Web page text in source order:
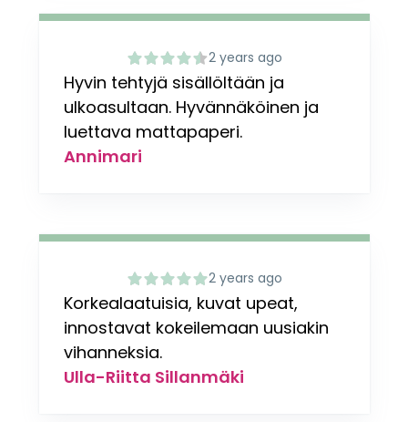
2 years ago
Hyvin tehtyjä sisällöltään ja
ulkoasultaan. Hyvännäköinen ja
luettava mattapaperi.
Annimari
2 years ago
Korkealaatuisia, kuvat upeat,
innostavat kokeilemaan uusiakin
vihanneksia.
Ulla-Riitta Sillanmäki